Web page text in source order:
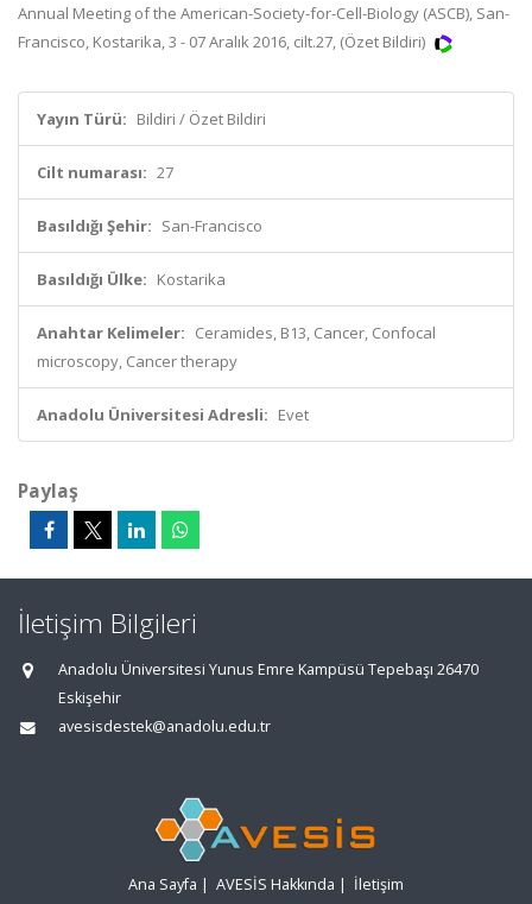
Annual Meeting of the American-Society-for-Cell-Biology (ASCB), San-
Francisco, Kostarika, 3 - 07 Aralık 2016, cilt.27, (Özet Bildiri)
Yayın Türü: Bildiri / Özet Bildiri
Cilt numarası: 27
Basıldığı Şehir: San-Francisco
Basıldığı Ülke: Kostarika
Anahtar Kelimeler: Ceramides, B13, Cancer, Confocal
microscopy, Cancer therapy
Anadolu Üniversitesi Adresli: Evet
Paylaş
İletişim Bilgileri
Anadolu Üniversitesi Yunus Emre Kampüsü Tepebaşı 26470
Eskişehir
avesisdestek@anadolu.edu.tr
Ana Sayfa | AVESİS Hakkında | İletişim